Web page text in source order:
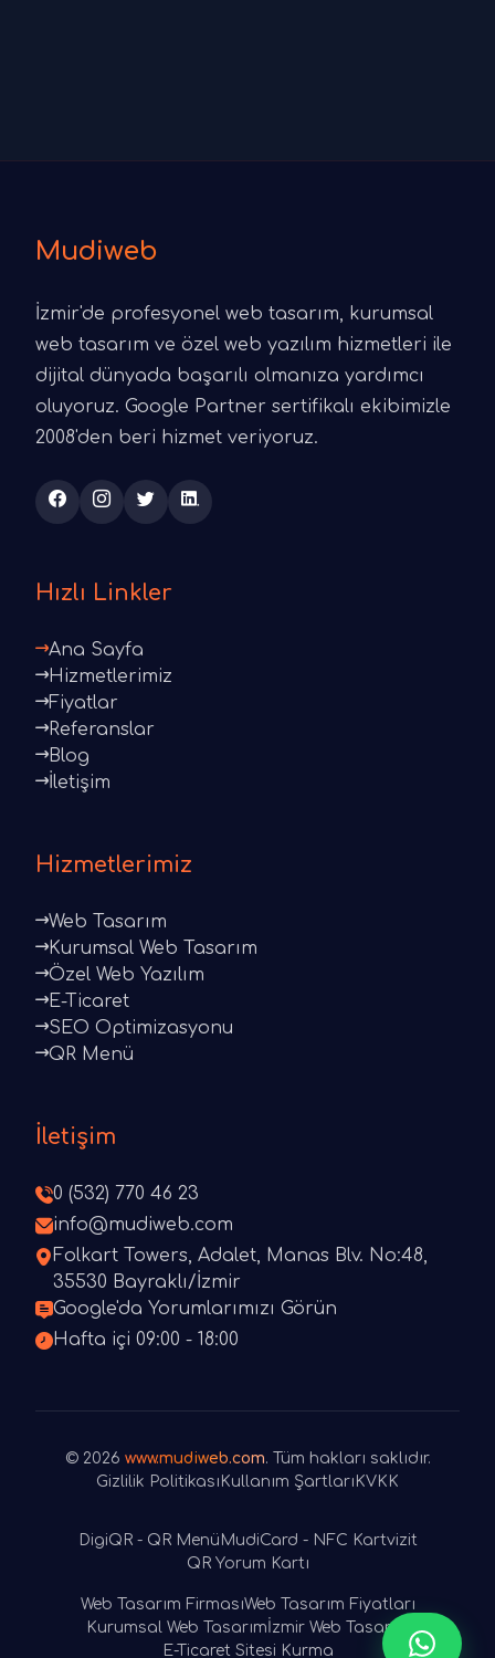
Mudiweb
İzmir'de profesyonel web tasarım, kurumsal
web tasarım ve özel web yazılım hizmetleri ile
dijital dünyada başarılı olmanıza yardımcı
oluyoruz. Google Partner sertifikalı ekibimizle
2008'den beri hizmet veriyoruz.
Hızlı Linkler
Ana Sayfa
Hizmetlerimiz
Fiyatlar
Referanslar
Blog
İletişim
Hizmetlerimiz
Web Tasarım
Kurumsal Web Tasarım
Özel Web Yazılım
E-Ticaret
SEO Optimizasyonu
QR Menü
İletişim
0 (532) 770 46 23
info@mudiweb.com
Folkart Towers, Adalet, Manas Blv. No:48,
35530 Bayraklı/İzmir
Google'da Yorumlarımızı Görün
Hafta içi 09:00 - 18:00
© 2026 www.mudiweb.com. Tüm hakları saklıdır.
Gizlilik Politikası Kullanım Şartları KVKK
DigiQR - QR Menü MudiCard - NFC Kartvizit
QR Yorum Kartı
Web Tasarım FirmasıWeb Tasarım Fiyatları
Kurumsal Web Tasarım İzmir Web Tasarım
E-Ticaret Sitesi Kurma